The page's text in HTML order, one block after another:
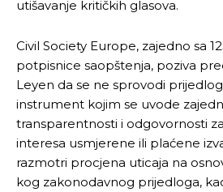
utišavanje kritičkih glasova.
Civil Society Europe, zajedno sa
potpisnice saopštenja, poziva
Leyen da se ne sprovodi prijedlog
instrument kojim se uvode
transparentnosti i odgovornosti
interesa usmjerene ili plaćene
razmotri procjena uticaja na
kog zakonodavnog prijedloga,